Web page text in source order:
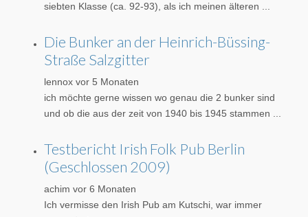
siebten Klasse (ca. 92-93), als ich meinen älteren ...
Die Bunker an der Heinrich-Büssing-
Straße Salzgitter
lennox vor 5 Monaten
ich möchte gerne wissen wo genau die 2 bunker sind
und ob die aus der zeit von 1940 bis 1945 stammen ...
Testbericht Irish Folk Pub Berlin
(Geschlossen 2009)
achim vor 6 Monaten
Ich vermisse den Irish Pub am Kutschi, war immer